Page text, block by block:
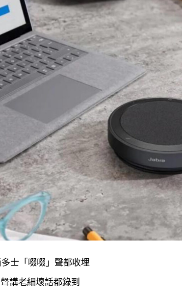
士「啜啜」聲都收埋
講老細壞話都錄到